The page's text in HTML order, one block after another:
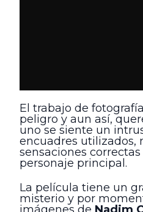
El trabajo de
peligro y aun así,
uno se siente un
encuadres utilizados,
sensaciones
personaje principal.
La película tiene un
misterio y por